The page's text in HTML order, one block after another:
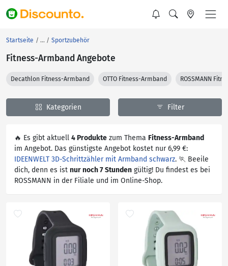
Startseite Sportzubehör
Fitness-Armband Angebote
Decathlon Fitness-Armband OTTO Fitness-Armband ROSSMANN
Kategorien Filter
🔥 Es gibt aktuell 4 Produkte zum Thema Fitness-Armband
im Angebot. Das günstigste Angebot kostet nur 6,99 €:
IDEENWELT 3D-Schrittzähler mit Armband schwarz. 🏃 Beeile
dich, denn es ist nur noch 7 Stunden gültig! Du findest es bei
ROSSMANN in der Filiale und im Online-Shop.